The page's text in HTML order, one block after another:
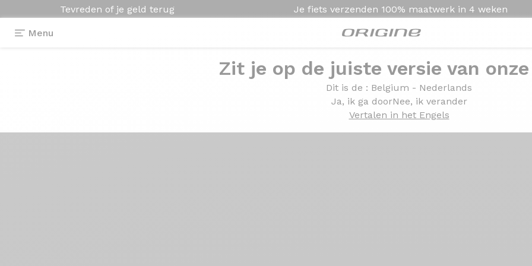
Tevreden of je geld terug Je fiets verzenden 100% maatwerk in 4 weken
Menu
Zit je op de juiste versie van
Dit is de : Belgium - Nederlands
Ja, ik ga doorNee, ik verander
Vertalen in het Engels
Presentatie